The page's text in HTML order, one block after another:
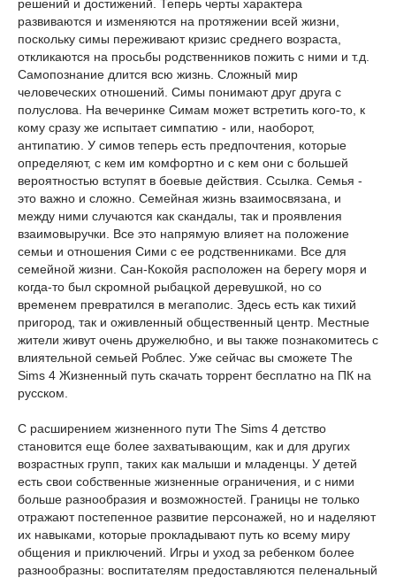
решений и достижений. Теперь черты характера
развиваются и изменяются на протяжении всей жизни,
поскольку симы переживают кризис среднего возраста,
откликаются на просьбы родственников пожить с ними и т.д.
Самопознание длится всю жизнь. Сложный мир
человеческих отношений. Симы понимают друг друга с
полуслова. На вечеринке Симам может встретить кого-то, к
кому сразу же испытает симпатию - или, наоборот,
антипатию. У симов теперь есть предпочтения, которые
определяют, с кем им комфортно и с кем они с большей
вероятностью вступят в боевые действия. Ссылка. Семья -
это важно и сложно. Семейная жизнь взаимосвязана, и
между ними случаются как скандалы, так и проявления
взаимовыручки. Все это напрямую влияет на положение
семьи и отношения Сими с ее родственниками. Все для
семейной жизни. Сан-Кокойя расположен на берегу моря и
когда-то был скромной рыбацкой деревушкой, но со
временем превратился в мегаполис. Здесь есть как тихий
пригород, так и оживленный общественный центр. Местные
жители живут очень дружелюбно, и вы также познакомитесь с
влиятельной семьей Роблес. Уже сейчас вы сможете The
Sims 4 Жизненный путь скачать торрент бесплатно на ПК на
русском.
С расширением жизненного пути The Sims 4 детство
становится еще более захватывающим, как и для других
возрастных групп, таких как малыши и младенцы. У детей
есть свои собственные жизненные ограничения, и с ними
больше разнообразия и возможностей. Границы не только
отражают постепенное развитие персонажей, но и наделяют
их навыками, которые прокладывают путь ко всему миру
общения и приключений. Игры и уход за ребенком более
разнообразны: воспитателям предоставляются пеленальный